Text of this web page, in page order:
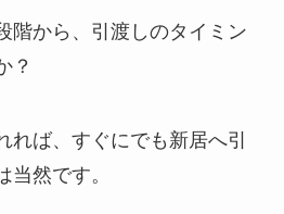
階から、引渡しのタイミン
？
れば、すぐにでも新居へ引
当然です。